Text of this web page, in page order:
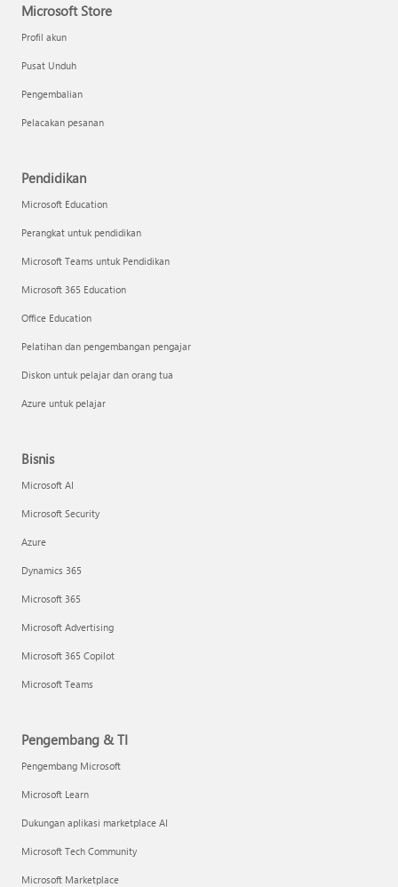
Microsoft Store
Profil akun
Pusat Unduh
Pengembalian
Pelacakan pesanan
Pendidikan
Microsoft Education
Perangkat untuk pendidikan
Microsoft Teams untuk Pendidikan
Microsoft 365 Education
Office Education
Pelatihan dan pengembangan pengajar
Diskon untuk pelajar dan orang tua
Azure untuk pelajar
Bisnis
Microsoft AI
Microsoft Security
Azure
Dynamics 365
Microsoft 365
Microsoft Advertising
Microsoft 365 Copilot
Microsoft Teams
Pengembang & TI
Pengembang Microsoft
Microsoft Learn
Dukungan aplikasi marketplace AI
Microsoft Tech Community
Microsoft Marketplace